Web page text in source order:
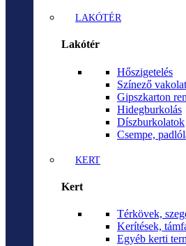
LAKÓTÉR
Lakótér
Hőszigetelés
Színező
Gipszkarton
Hidegburkolás
Díszburkolatok
Csempe,
KERT
Kert
Térkövek,
Kerítések,
Egyéb kerti